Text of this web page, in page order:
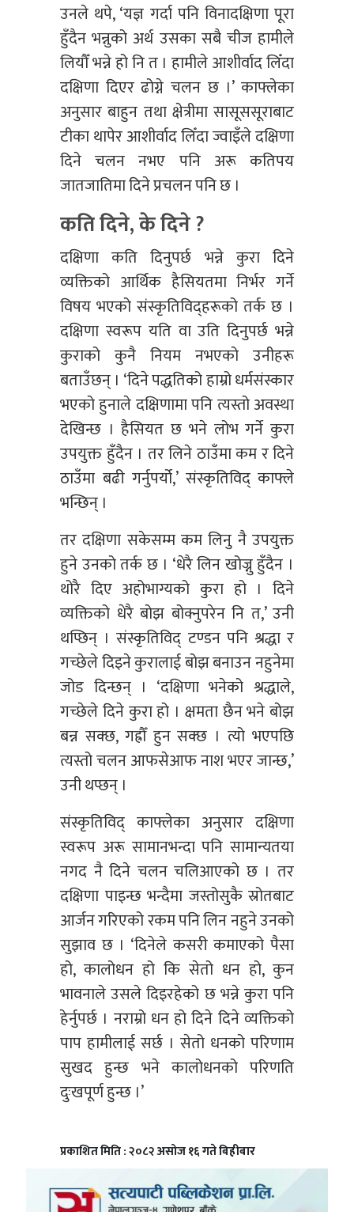
उनले थपे, ‘यज्ञ गर्दा पनि विनादक्षिणा पूरा
हुँदैन भन्नुको अर्थ उसका सबै चीज हामीले
लियौँ भन्ने हो नि त । हामीले आशीर्वाद लिँदा
दक्षिणा दिएर ढोग्ने चलन छ ।’ काफ्लेका
अनुसार बाहुन तथा क्षेत्रीमा सासूससूराबाट
टीका थापेर आशीर्वाद लिँदा ज्वाइँले दक्षिणा
दिने चलन नभए पनि अरू कतिपय
जातजातिमा दिने प्रचलन पनि छ ।
कति दिने, के दिने ?
दक्षिणा कति दिनुपर्छ भन्ने कुरा दिने
व्यक्तिको आर्थिक हैसियतमा निर्भर गर्ने
विषय भएको संस्कृतिविद्हरूको तर्क छ ।
दक्षिणा स्वरूप यति वा उति दिनुपर्छ भन्ने
कुराको कुनै नियम नभएको उनीहरू
बताउँछन् । ‘दिने पद्धतिको हाम्रो धर्मसंस्कार
भएको हुनाले दक्षिणामा पनि त्यस्तो अवस्था
देखिन्छ । हैसियत छ भने लोभ गर्ने कुरा
उपयुक्त हुँदैन । तर लिने ठाउँमा कम र दिने
ठाउँमा बढी गर्नुपर्यो,’ संस्कृतिविद् काफ्ले
भन्छिन् ।
तर दक्षिणा सकेसम्म कम लिनु नै उपयुक्त
हुने उनको तर्क छ । ‘धेरै लिन खोज्नु हुँदैन ।
थोरै दिए अहोभाग्यको कुरा हो । दिने
व्यक्तिको धेरै बोझ बोक्नुपरेन नि त,’ उनी
थप्छिन् । संस्कृतिविद् टण्डन पनि श्रद्धा र
गच्छेले दिइने कुरालाई बोझ बनाउन नहुनेमा
जोड दिन्छन् । ‘दक्षिणा भनेको श्रद्धाले,
गच्छेले दिने कुरा हो । क्षमता छैन भने बोझ
बन्न सक्छ, गह्रौँ हुन सक्छ । त्यो भएपछि
त्यस्तो चलन आफसेआफ नाश भएर जान्छ,’
उनी थप्छन् ।
संस्कृतिविद् काफ्लेका अनुसार दक्षिणा
स्वरूप अरू सामानभन्दा पनि सामान्यतया
नगद नै दिने चलन चलिआएको छ । तर
दक्षिणा पाइन्छ भन्दैमा जस्तोसुकै स्रोतबाट
आर्जन गरिएको रकम पनि लिन नहुने उनको
सुझाव छ । ‘दिनेले कसरी कमाएको पैसा
हो, कालोधन हो कि सेतो धन हो, कुन
भावनाले उसले दिइरहेको छ भन्ने कुरा पनि
हेर्नुपर्छ । नराम्रो धन हो दिने दिने व्यक्तिको
पाप हामीलाई सर्छ । सेतो धनको परिणाम
सुखद हुन्छ भने कालोधनको परिणति
दुःखपूर्ण हुन्छ ।’
प्रकाशित मिति : २०८२ असोज १६ गते बिहीबार